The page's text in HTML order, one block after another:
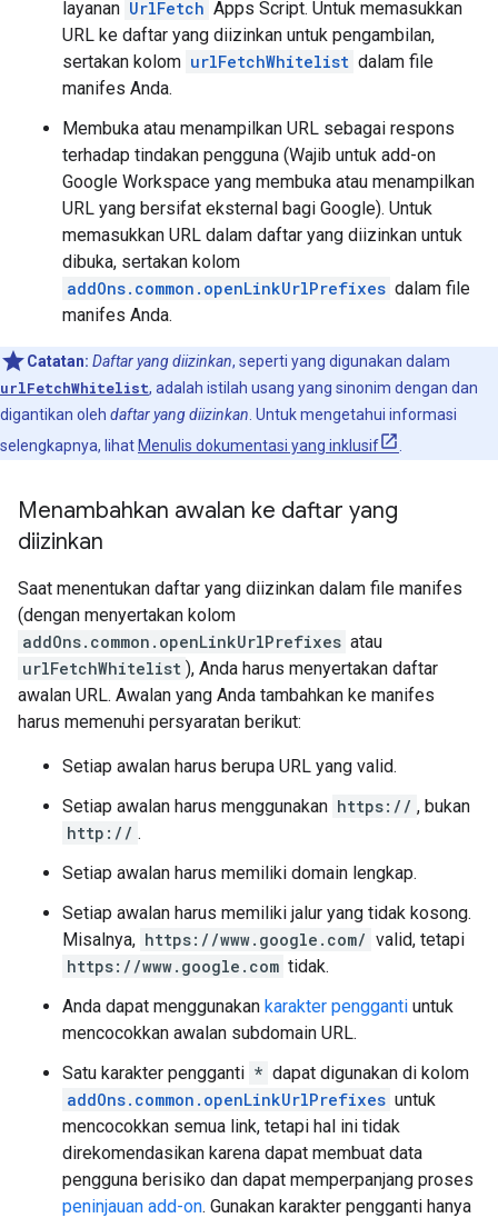
layanan UrlFetch Apps Script. Untuk memasukkan
URL ke daftar yang diizinkan untuk pengambilan,
sertakan kolom urlFetchWhitelist dalam file
manifes Anda.
Membuka atau menampilkan URL sebagai respons
terhadap tindakan pengguna (Wajib untuk add-on
Google Workspace yang membuka atau menampilkan
URL yang bersifat eksternal bagi Google). Untuk
memasukkan URL dalam daftar yang diizinkan untuk
dibuka, sertakan kolom
addOns.common.openLinkUrlPrefixes dalam file
manifes Anda.
Catatan: Daftar yang diizinkan, seperti yang digunakan dalam
urlFetchWhitelist, adalah istilah usang yang sinonim dengan dan
digantikan oleh daftar yang diizinkan . Untuk mengetahui informasi
selengkapnya, lihat Menulis dokumentasi yang inklusif
Menambahkan awalan ke daftar yang
diizinkan
Saat menentukan daftar yang diizinkan dalam file manifes
(dengan menyertakan kolom
addOns.common.openLinkUrlPrefixes atau
urlFetchWhitelist ), Anda harus menyertakan daftar
awalan URL. Awalan yang Anda tambahkan ke manifes
harus memenuhi persyaratan berikut:
Setiap awalan harus berupa URL yang valid.
Setiap awalan harus menggunakan https:// , bukan
http:// .
Setiap awalan harus memiliki domain lengkap.
Setiap awalan harus memiliki jalur yang tidak kosong.
Misalnya, https://www.google.com/ valid, tetapi
https://www.google.com tidak.
Anda dapat menggunakan karakter pengganti untuk
mencocokkan awalan subdomain URL.
Satu karakter pengganti * dapat digunakan di kolom
addOns.common.openLinkUrlPrefixes untuk
mencocokkan semua link, tetapi hal ini tidak
direkomendasikan karena dapat membuat data
pengguna berisiko dan dapat memperpanjang proses
peninjauan add-on. Gunakan karakter pengganti hanya